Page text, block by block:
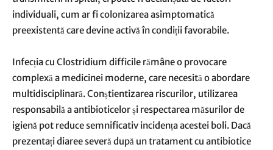
individuali, cum ar fi colonizarea asimptomatică
preexistentă care devine activă în condiții favorabile.
Infecția cu Clostridium difficile rămâne o provocare
complexă a medicinei moderne, care necesită o abordare
multidisciplinară. Conștientizarea riscurilor, utilizarea
responsabilă a antibioticelor și respectarea măsurilor de
igienă pot reduce semnificativ incidența acestei boli. Dacă
prezentați diaree severă după un tratament cu antibiotice